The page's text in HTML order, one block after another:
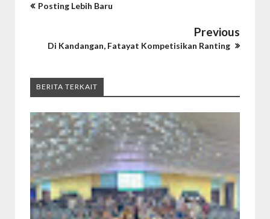
Posting Lebih Baru
Previous
Di Kandangan, Fatayat Kompetisikan Ranting
BERITA TERKAIT